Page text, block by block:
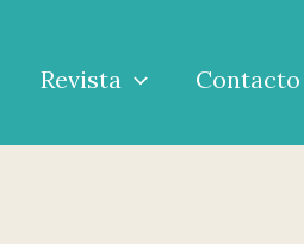
Revista Contacto